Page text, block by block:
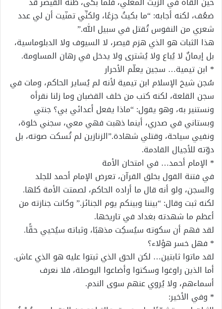
ضعُف، لكنه أجابه: “ما بكيتُ جزعًا، ولكنِّي تمنّيت أن لي عدد
شعري من النفوس تُقتل في سبيل الله.”
هذا الثبات هو الذي هزم قيصر، لا السيوف ولا الدبلوماسية،
بل إيمانٌ لا يُباع ولا يُشترى ولا يدخل في رهان المساومة.
* ابن تيمية… سجين يعلّم الأحرار
سُجن شيخ الإسلام ابن تيمية لأنه لم يُساير الحاكم، ومات في
سجن القلعة، لكنه كتب من خلف القضبان وما زلنا نقرأه
ونستنير به، وهو يقول: “ماذا يفعل أعدائي بي؟ جنتي
وبستاني في صدري، أينما ذهبت فهي معي، سجني خلوة،
ونفيي سياحة، وقتلي شهادة.”الزنازين لم تُسكت صوته، بل
دوّته للأجيال القادمة.
* الإمام أحمد… في امتحان الأمة
في فتنة القول بخلق القرآن، تعرض الإمام أحمد للجلد
والسجن، ولو أنه قال ما أراده الحاكم، لصمتت الأمة كلها.
لكنه ثبت وقال: “بيننا وبينكم يوم الجنائز.” وكانت جنازته من
أعظم ما شهدته بغداد في تاريخها.
لقد فهم أن سكوته سيُسكِت مذهبًا، وثباته سيُحيي حقًّا.
* فهل خسر هؤلاء؟
لقد ماتوا ثابتين… لكن الحق الذي ثبتوا عليه هو الذي عاش.
أما الذين راوغوا وسكتوا وأضاعوا البوصلة، فلا نعرف
أسماءهم، ولا يُروي عنهم سوى الندم.
* وفي الأخير: